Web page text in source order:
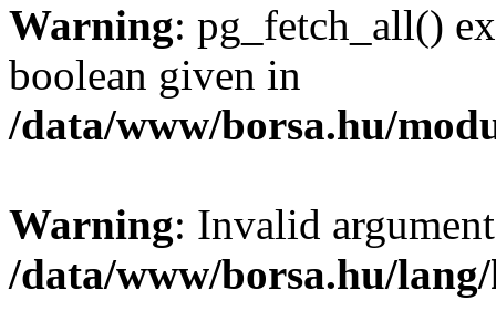
Warning: pg_fetch_all()
boolean given in
/data/www/borsa.hu/
Warning: Invalid
/data/www/borsa.hu/